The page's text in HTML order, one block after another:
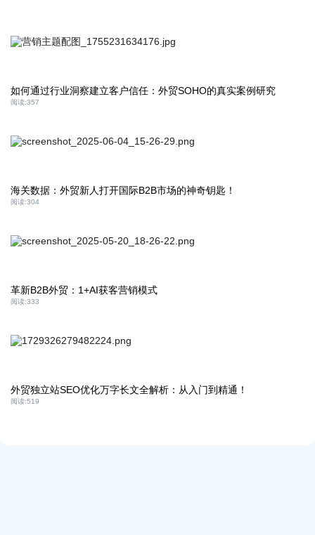
如何通过行业洞察建立客户信任：外贸SOHO的真实案例研究
阅读:357
海关数据：外贸新人打开国际B2B市场的神奇钥匙！
阅读:304
革新B2B外贸：1+AI获客营销模式
阅读:333
外贸独立站SEO优化万字长文全解析：从入门到精通！
阅读:519